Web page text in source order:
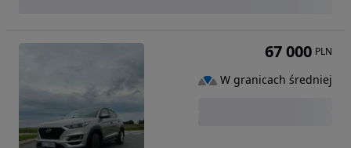
67 000 PLN
W granicach średniej